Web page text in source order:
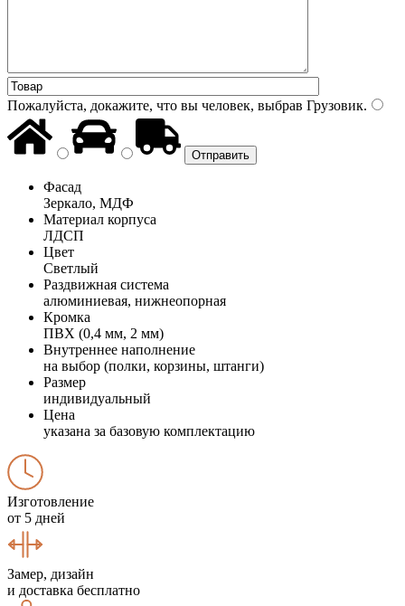
Пожалуйста, докажите, что вы человек, выбрав Грузовик.
Фасад
Зеркало, МДФ
Материал корпуса
ЛДСП
Цвет
Светлый
Раздвижная система
алюминиевая, нижнеопорная
Кромка
ПВХ (0,4 мм, 2 мм)
Внутреннее наполнение
на выбор (полки, корзины, штанги)
Размер
индивидуальный
Цена
указана за базовую комплектацию
Изготовление
от 5 дней
Замер, дизайн
и доставка бесплатно